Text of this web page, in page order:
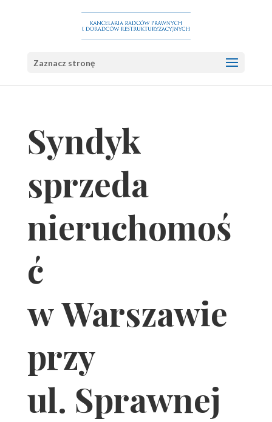
Zaznacz stronę
Syndyk
sprzeda
nieruchomoś
ć
w Warszawie
przy
ul. Sprawnej